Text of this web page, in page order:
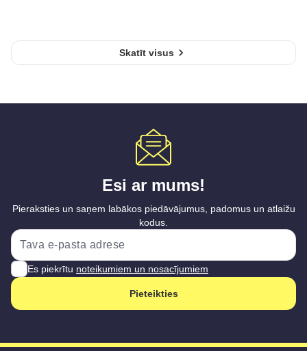
Skatīt visus
Esi ar mums!
Pieraksties un saņem labākos piedāvājumus, padomus un atlaižu
kodus.
Es piekrītu noteikumiem un nosacījumiem
Pieteikties